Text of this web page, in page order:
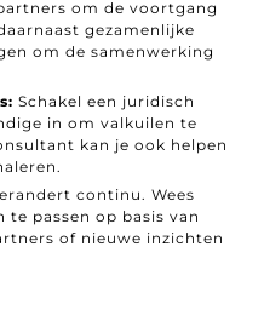
om de voortgang
gezamenlijke
om de samenwerking
Schakel een juridisch
in om valkuilen te
kan je ook helpen
continu. Wees
passen op basis van
of nieuwe inzichten